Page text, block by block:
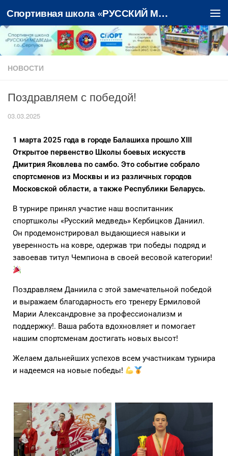
Перейти к содержимому Спортивная школа «РУССКИЙ МЕДВЕДЬ»
НОВОСТИ
Поздравляем с победой!
03.03.2025
1 марта 2025 года в городе Балашиха прошло XIII
Открытое первенство Школы боевых искусств
Дмитрия Яковлева по самбо. Это событие собрало
спортсменов из Москвы и из различных городов
Московской области, а также Республики Беларусь.
В турнире принял участие наш воспитанник
спортшколы «Русский медведь» Кербицков Даниил.
Он продемонстрировал выдающиеся навыки и
уверенность на ковре, одержав три победы подряд и
завоевав титул Чемпиона в своей весовой категории!
Поздравляем Даниила с этой замечательной победой
и выражаем благодарность его тренеру Ермиловой
Марии Александровне за профессионализм и
поддержку!. Ваша работа вдохновляет и помогает
нашим спортсменам достигать новых высот!
Желаем дальнейших успехов всем участникам турнира
и надеемся на новые победы!